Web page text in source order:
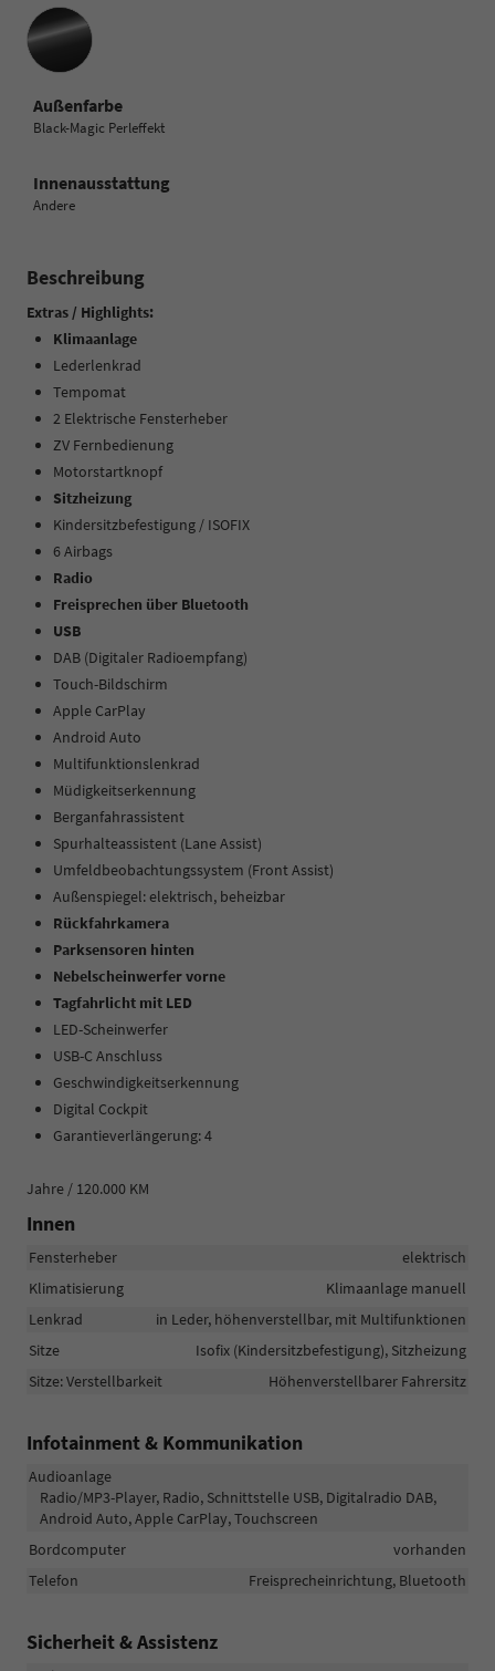
Außenfarbe
Black-Magic Perleffekt
Innenausstattung
Andere
Beschreibung
Extras / Highlights:
Klimaanlage
Lederlenkrad
Tempomat
2 Elektrische Fensterheber
ZV Fernbedienung
Motorstartknopf
Sitzheizung
Kindersitzbefestigung / ISOFIX
6 Airbags
Radio
Freisprechen über Bluetooth
USB
DAB (Digitaler Radioempfang)
Touch-Bildschirm
Apple CarPlay
Android Auto
Multifunktionslenkrad
Müdigkeitserkennung
Berganfahrassistent
Spurhalteassistent (Lane Assist)
Umfeldbeobachtungssystem (Front Assist)
Außenspiegel: elektrisch, beheizbar
Rückfahrkamera
Parksensoren hinten
Nebelscheinwerfer vorne
Tagfahrlicht mit LED
LED-Scheinwerfer
USB-C Anschluss
Geschwindigkeitserkennung
Digital Cockpit
Garantieverlängerung: 4
Jahre / 120.000 KM
Innen
Fensterheber
elektrisch
Klimatisierung
Klimaanlage manuell
Lenkrad
in Leder, höhenverstellbar, mit Multifunktionen
Sitze
Isofix (Kindersitzbefestigung), Sitzheizung
Sitze: Verstellbarkeit
Höhenverstellbarer Fahrersitz
Infotainment & Kommunikation
Audioanlage
Radio/MP3-Player, Radio, Schnittstelle USB, Digitalradio DAB,
Android Auto, Apple CarPlay, Touchscreen
Bordcomputer
vorhanden
Telefon
Freisprecheinrichtung, Bluetooth
Sicherheit & Assistenz